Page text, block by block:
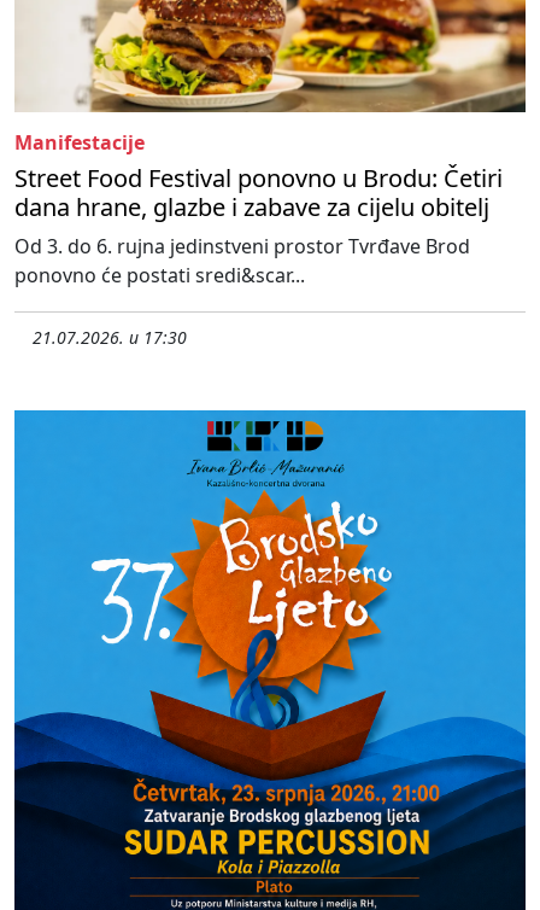
Manifestacije
Street Food Festival ponovno u Brodu: Četiri
dana hrane, glazbe i zabave za cijelu obitelj
Od 3. do 6. rujna jedinstveni prostor Tvrđave Brod
ponovno će postati sredi&scar...
21.07.2026. u 17:30